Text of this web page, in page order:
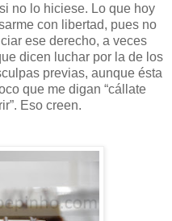
no lo hiciese. Lo que hoy
con libertad, pues no
ese derecho, a veces
dicen luchar por la de los
previas, aunque ésta
que me digan “cállate
Eso creen.